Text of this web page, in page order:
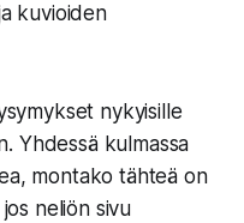
kuvioiden
nykyisille
Yhdessä kulmassa
montako tähteä on
neliön sivu